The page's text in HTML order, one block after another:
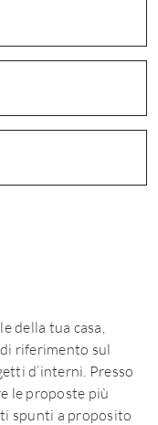
della tua casa,
riferimento sul
d’interni. Presso
le proposte più
spunti a proposito